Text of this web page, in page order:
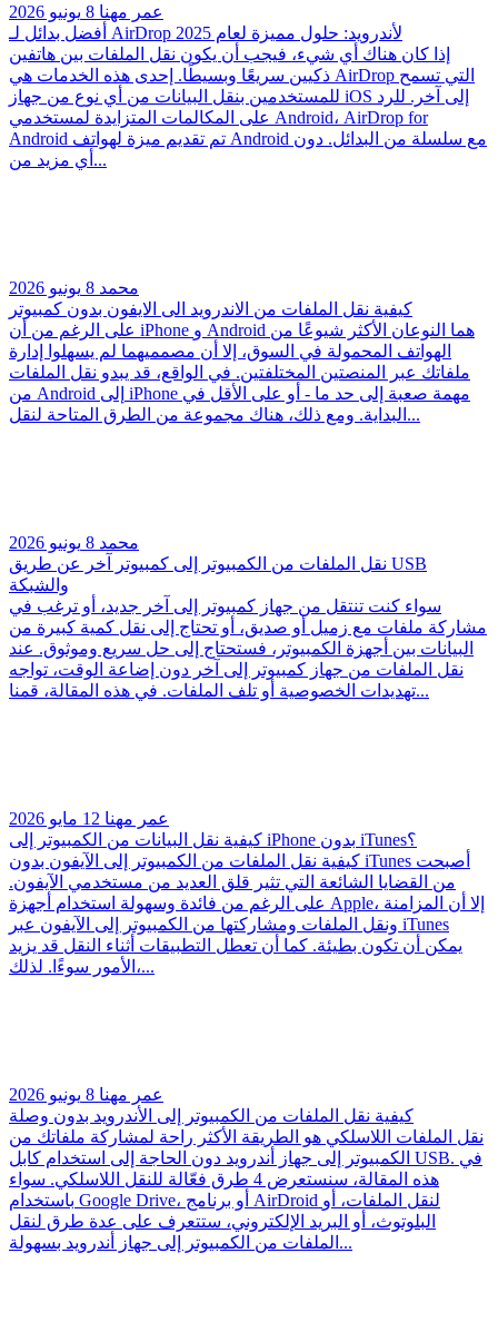
عمر مهنا 8 يونيو 2026
أفضل بدائل لـ AirDrop لأندرويد: حلول مميزة لعام 2025
إذا كان هناك أي شيء، فيجب أن يكون نقل الملفات بين هاتفين
ذكيين سريعًا وبسيطًا. إحدى هذه الخدمات هي AirDrop التي تسمح
للمستخدمين بنقل البيانات من أي نوع من جهاز iOS إلى آخر. للرد
على المكالمات المتزايدة لمستخدمي Android، AirDrop for
Android تم تقديم ميزة لهواتف Android مع سلسلة من البدائل. دون
أي مزيد من...
محمد 8 يونيو 2026
كيفية نقل الملفات من الاندرويد الى الايفون بدون كمبيوتر
على الرغم من أن iPhone و Android هما النوعان الأكثر شيوعًا من
الهواتف المحمولة في السوق، إلا أن مصمميهما لم يسهلوا إدارة
ملفاتك عبر المنصتين المختلفتين. في الواقع، قد يبدو نقل الملفات
من Android إلى iPhone مهمة صعبة إلى حد ما - أو على الأقل في
البداية. ومع ذلك، هناك مجموعة من الطرق المتاحة لنقل...
محمد 8 يونيو 2026
نقل الملفات من الكمبيوتر إلى كمبيوتر آخر عن طريق USB
والشبكة
سواء كنت تنتقل من جهاز كمبيوتر إلى آخر جديد، أو ترغب في
مشاركة ملفات مع زميل أو صديق، أو تحتاج إلى نقل كمية كبيرة من
البيانات بين أجهزة الكمبيوتر، فستحتاج إلى حل سريع وموثوق. عند
نقل الملفات من جهاز كمبيوتر إلى آخر دون إضاعة الوقت، تواجه
تهديدات الخصوصية أو تلف الملفات. في هذه المقالة، قمنا...
عمر مهنا 12 مايو 2026
كيفية نقل البيانات من الكمبيوتر إلى iPhone بدون iTunes؟
كيفية نقل الملفات من الكمبيوتر إلى الآيفون بدون iTunes أصبحت
من القضايا الشائعة التي تثير قلق العديد من مستخدمي الآيفون.
على الرغم من فائدة وسهولة استخدام أجهزة Apple، إلا أن المزامنة
ونقل الملفات ومشاركتها من الكمبيوتر إلى الآيفون عبر iTunes
يمكن أن تكون بطيئة. كما أن تعطل التطبيقات أثناء النقل قد يزيد
الأمور سوءًا. لذلك،...
عمر مهنا 8 يونيو 2026
كيفية نقل الملفات من الكمبيوتر إلى الأندرويد بدون وصلة
نقل الملفات اللاسلكي هو الطريقة الأكثر راحة لمشاركة ملفاتك من
الكمبيوتر إلى جهاز أندرويد دون الحاجة إلى استخدام كابل USB. في
هذه المقالة، سنستعرض 4 طرق فعّالة للنقل اللاسلكي. سواء
باستخدام Google Drive، أو برنامج AirDroid لنقل الملفات، أو
البلوتوث، أو البريد الإلكتروني، ستتعرف على عدة طرق لنقل
الملفات من الكمبيوتر إلى جهاز أندرويد بسهولة...